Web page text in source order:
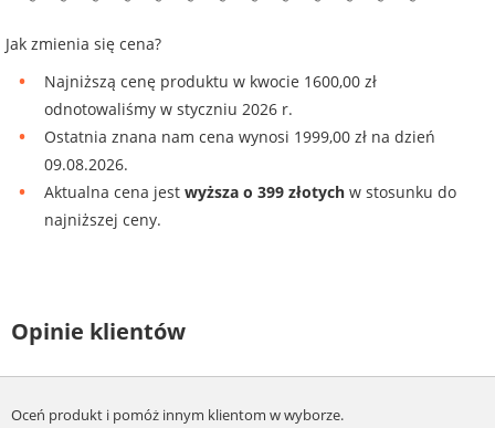
Jak zmienia się cena?
Najniższą cenę produktu w kwocie 1600,00 zł
odnotowaliśmy w styczniu 2026 r.
Ostatnia znana nam cena wynosi 1999,00 zł na dzień
09.08.2026.
Aktualna cena jest wyższa o 399 złotych w stosunku do
najniższej ceny.
Opinie klientów
Oceń produkt i pomóż innym klientom w wyborze.